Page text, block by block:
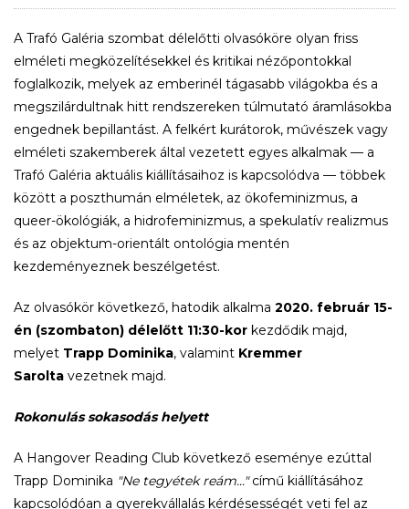
A Trafó Galéria szombat délelőtti olvasóköre olyan friss
elméleti megközelítésekkel és kritikai nézőpontokkal
foglalkozik, melyek az emberinél tágasabb világokba és a
megszilárdultnak hitt rendszereken túlmutató áramlásokba
engednek bepillantást. A felkért kurátorok, művészek vagy
elméleti szakemberek által vezetett egyes alkalmak — a
Trafó Galéria aktuális kiállításaihoz is kapcsolódva — többek
között a poszthumán elméletek, az ökofeminizmus, a
queer-ökológiák, a hidrofeminizmus, a spekulatív realizmus
és az objektum-orientált ontológia mentén
kezdeményeznek beszélgetést.
Az olvasókör következő, hatodik alkalma 2020. február 15-
én (szombaton) délelőtt 11:30-kor kezdődik majd,
melyet Trapp Dominika, valamint Kremmer
Sarolta vezetnek majd.
Rokonulás sokasodás helyett
A Hangover Reading Club következő eseménye ezúttal
Trapp Dominika "Ne tegyétek reám..."című kiállításához
kapcsolódóan a gyerekvállalás kérdésességét veti fel az